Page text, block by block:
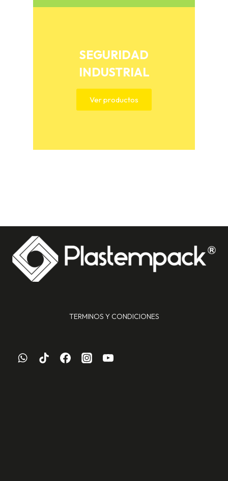
SEGURIDAD
INDUSTRIAL
Ver productos
TERMINOS Y CONDICIONES